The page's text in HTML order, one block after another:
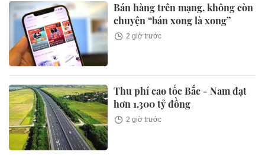
Bán hàng trên mạng, không còn
chuyện “bán xong là xong”
2 giờ trước
Thu phí cao tốc Bắc - Nam đạt
hơn 1.300 tỷ đồng
2 giờ trước